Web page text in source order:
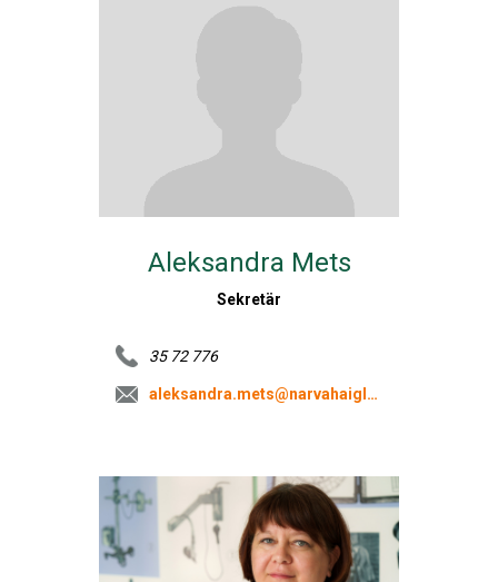
Aleksandra Mets
Sekretär
35 72 776
aleksandra.mets@narvahaigla.ee